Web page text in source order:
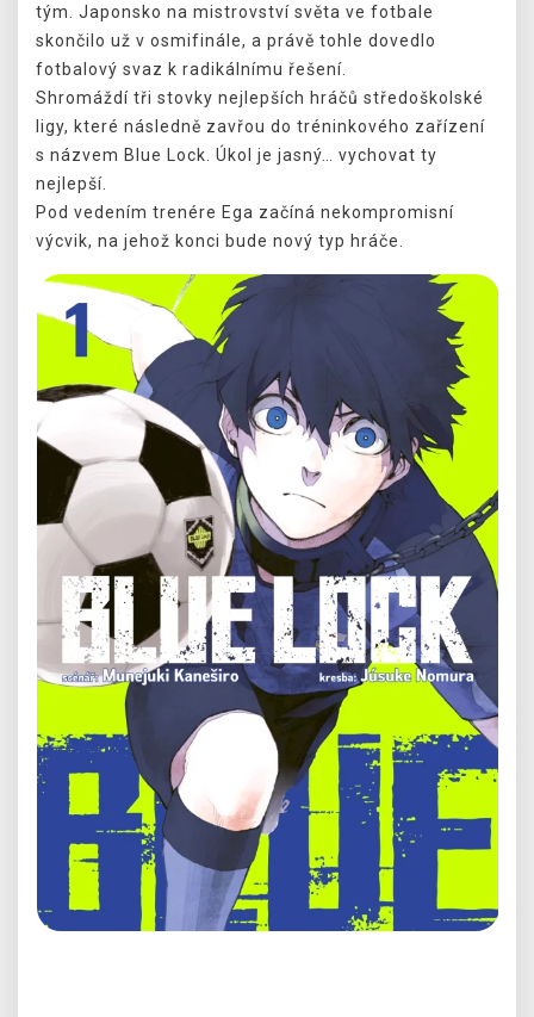
tým. Japonsko na mistrovství světa ve fotbale
skončilo už v osmifinále, a právě tohle dovedlo
fotbalový svaz k radikálnímu řešení.
Shromáždí tři stovky nejlepších hráčů středoškolské
ligy, které následně zavřou do tréninkového zařízení
s názvem Blue Lock. Úkol je jasný… vychovat ty
nejlepší.
Pod vedením trenére Ega začíná nekompromisní
výcvik, na jehož konci bude nový typ hráče.